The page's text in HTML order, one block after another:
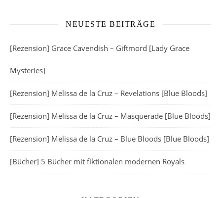
NEUESTE BEITRÄGE
[Rezension] Grace Cavendish – Giftmord [Lady Grace
Mysteries]
[Rezension] Melissa de la Cruz – Revelations [Blue Bloods]
[Rezension] Melissa de la Cruz – Masquerade [Blue Bloods]
[Rezension] Melissa de la Cruz – Blue Bloods [Blue Bloods]
[Bücher] 5 Bücher mit fiktionalen modernen Royals